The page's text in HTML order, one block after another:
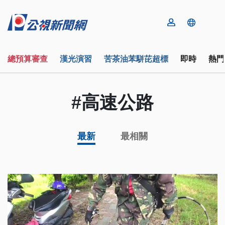
總預算審查 漢光演習 苦茶油苯駢芘超標 即時 熱
#高速公路
最新 最相關